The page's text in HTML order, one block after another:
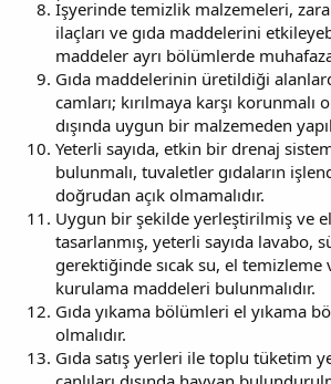
İşyerinde temizlik malzemeleri,
ilaçları ve gıda maddelerini
maddeler ayrı bölümlerde
Gıda maddelerinin üretildiği
camları; kırılmaya karşı korunmalı
dışında uygun bir malzemeden
Yeterli sayıda, etkin bir drenaj
bulunmalı, tuvaletler gıdaların
doğrudan açık olmamalıdır.
Uygun bir şekilde yerleştirilmiş ve
tasarlanmış, yeterli sayıda lavabo,
gerektiğinde sıcak su, el temizleme
kurulama maddeleri bulunmalıdır.
Gıda yıkama bölümleri el yıkama
olmalıdır.
Gıda satış yerleri ile toplu tüketim